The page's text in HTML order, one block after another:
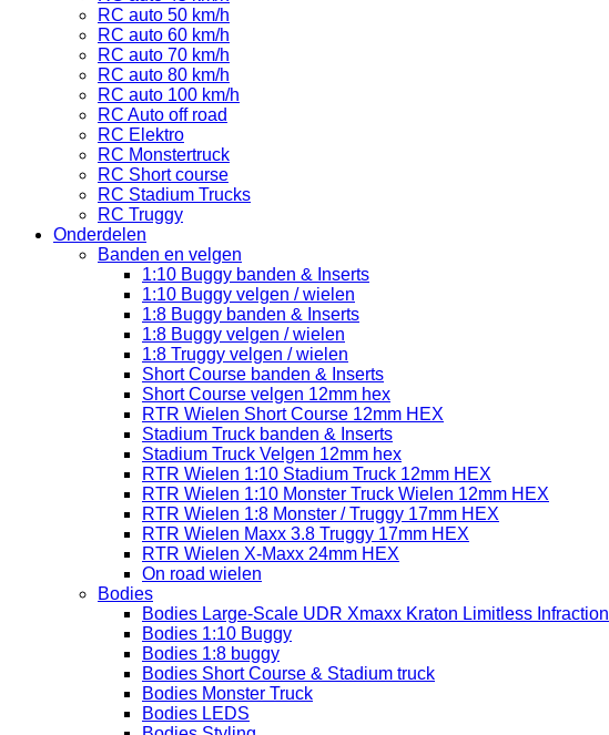
RC auto 50 km/h
RC auto 60 km/h
RC auto 70 km/h
RC auto 80 km/h
RC auto 100 km/h
RC Auto off road
RC Elektro
RC Monstertruck
RC Short course
RC Stadium Trucks
RC Truggy
Onderdelen
Banden en velgen
1:10 Buggy banden & Inserts
1:10 Buggy velgen / wielen
1:8 Buggy banden & Inserts
1:8 Buggy velgen / wielen
1:8 Truggy velgen / wielen
Short Course banden & Inserts
Short Course velgen 12mm hex
RTR Wielen Short Course 12mm HEX
Stadium Truck banden & Inserts
Stadium Truck Velgen 12mm hex
RTR Wielen 1:10 Stadium Truck 12mm HEX
RTR Wielen 1:10 Monster Truck Wielen 12mm HEX
RTR Wielen 1:8 Monster / Truggy 17mm HEX
RTR Wielen Maxx 3.8 Truggy 17mm HEX
RTR Wielen X-Maxx 24mm HEX
On road wielen
Bodies
Bodies Large-Scale UDR Xmaxx Kraton Limitless Infraction
Bodies 1:10 Buggy
Bodies 1:8 buggy
Bodies Short Course & Stadium truck
Bodies Monster Truck
Bodies LEDS